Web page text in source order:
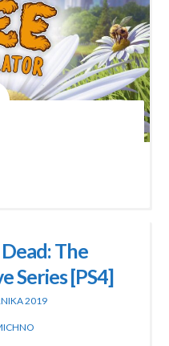
The
Series [PS4]
2019